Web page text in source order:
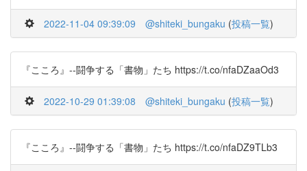
2022-11-04 09:39:09 @shiteki_bungaku (投稿一覧)
『こころ』--闘争する「書物」たち https://t.co/nfaDZaaOd3
2022-10-29 01:39:08 @shiteki_bungaku (投稿一覧)
『こころ』--闘争する「書物」たち https://t.co/nfaDZ9TLb3